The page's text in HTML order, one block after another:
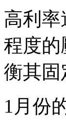
高利
程度的
衡其固
1月份